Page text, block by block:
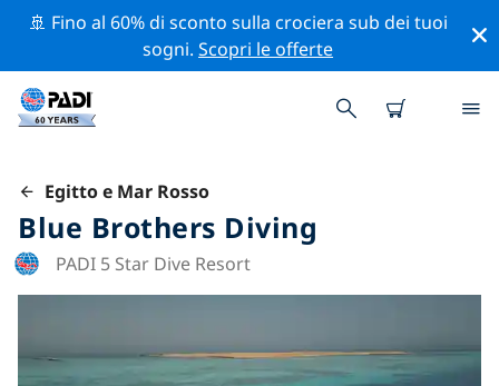
🚢 Fino al 60% di sconto sulla crociera sub dei tuoi
sogni.Scopri le offerte
Egitto e Mar Rosso
Blue Brothers Diving
PADI 5 Star Dive Resort